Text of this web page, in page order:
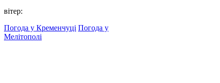
вітер:
Погода у Кременчуці Погода у
Мелітополі